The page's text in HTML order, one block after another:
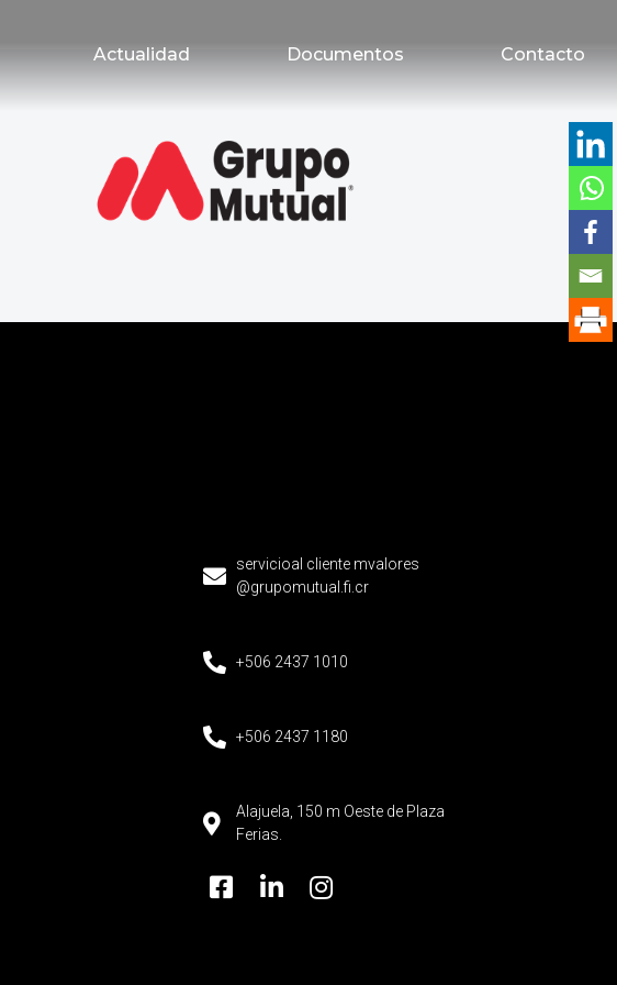
Actualidad Documentos Contacto
servicioal cliente mvalores
@grupomutual.fi.cr
+506 2437 1010
+506 2437 1180
Alajuela, 150 m Oeste de Plaza
Ferias.